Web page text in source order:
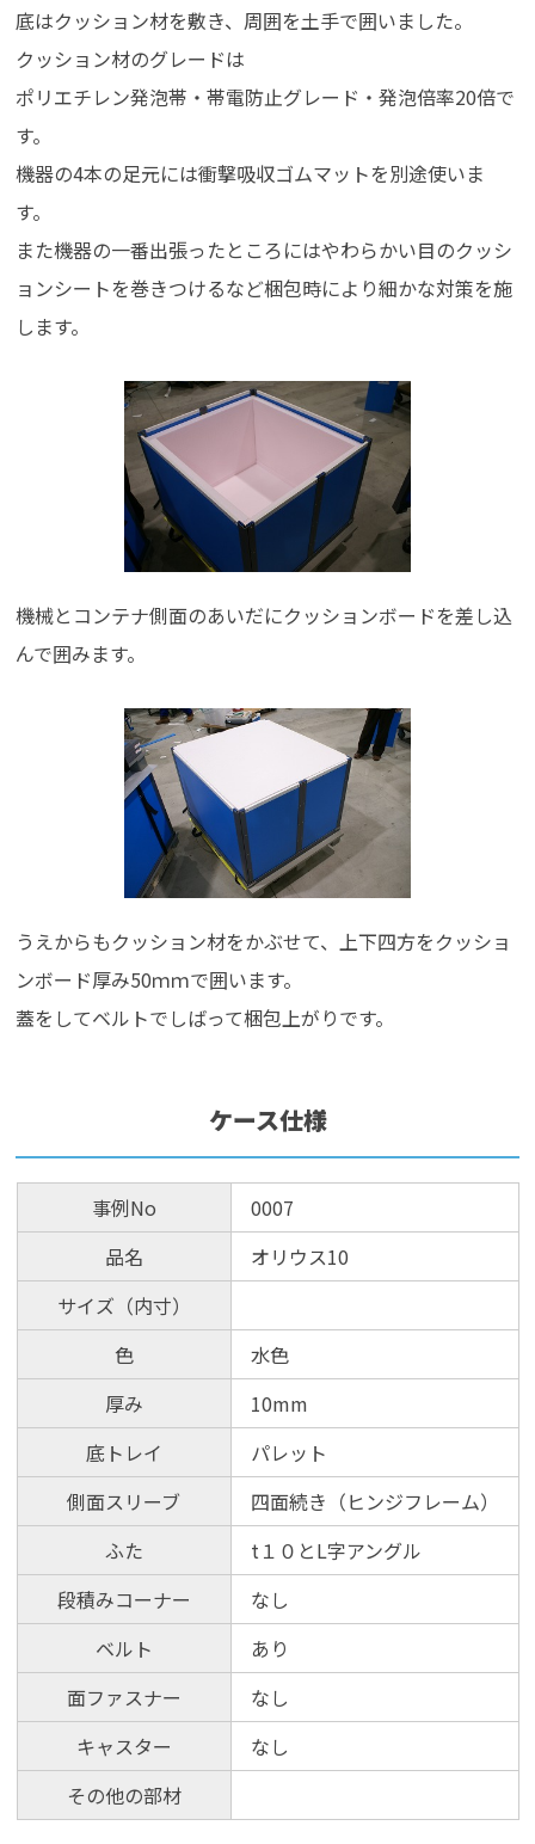
底はクッション材を敷き、周囲を土手で囲いました。
クッション材のグレードは
ポリエチレン発泡帯・帯電防止グレード・発泡倍率20倍で
す。
機器の4本の足元には衝撃吸収ゴムマットを別途使いま
す。
また機器の一番出張ったところにはやわらかい目のクッシ
ョンシートを巻きつけるなど梱包時により細かな対策を施
します。
機械とコンテナ側面のあいだにクッションボードを差し込
んで囲みます。
うえからもクッション材をかぶせて、上下四方をクッショ
ンボード厚み50ｍｍで囲います。
蓋をしてベルトでしばって梱包上がりです。
ケース仕様
事例No
0007
品名
オリウス10
サイズ（内寸）
色
水色
厚み
10mm
底トレイ
パレット
側面スリーブ
四面続き（ヒンジフレーム）
ふた
t１０とL字アングル
段積みコーナー
なし
ベルト
あり
面ファスナー
なし
キャスター
なし
その他の部材